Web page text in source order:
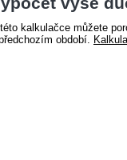
kalkulačce můžete
období.